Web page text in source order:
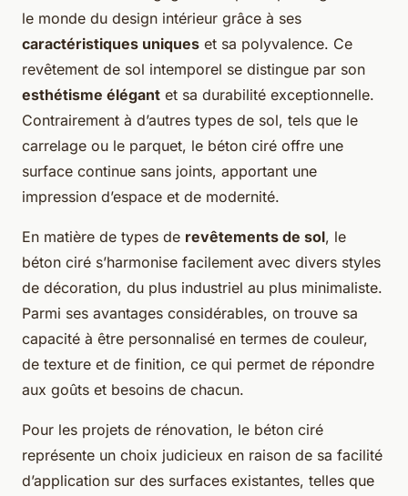
le monde du design intérieur grâce à ses
caractéristiques uniques et sa polyvalence. Ce
revêtement de sol intemporel se distingue par son
esthétisme élégant et sa durabilité exceptionnelle.
Contrairement à d’autres types de sol, tels que le
carrelage ou le parquet, le béton ciré offre une
surface continue sans joints, apportant une
impression d’espace et de modernité.
En matière de types de revêtements de sol, le
béton ciré s’harmonise facilement avec divers styles
de décoration, du plus industriel au plus minimaliste.
Parmi ses avantages considérables, on trouve sa
capacité à être personnalisé en termes de couleur,
de texture et de finition, ce qui permet de répondre
aux goûts et besoins de chacun.
Pour les projets de rénovation, le béton ciré
représente un choix judicieux en raison de sa facilité
d’application sur des surfaces existantes, telles que